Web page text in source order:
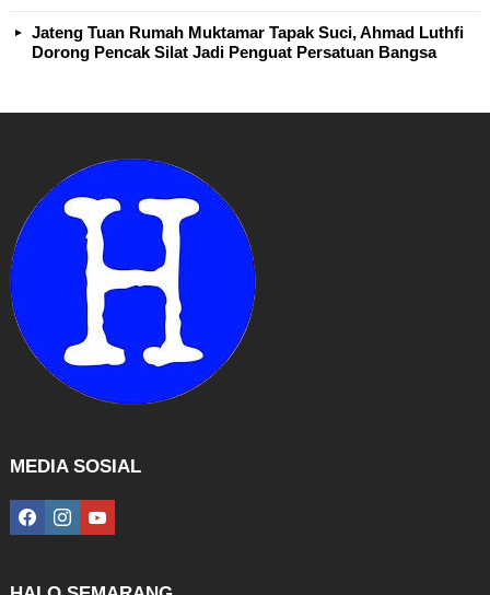
Jateng Tuan Rumah Muktamar Tapak Suci, Ahmad Luthfi
Dorong Pencak Silat Jadi Penguat Persatuan Bangsa
MEDIA SOSIAL
facebookinstagramyoutube